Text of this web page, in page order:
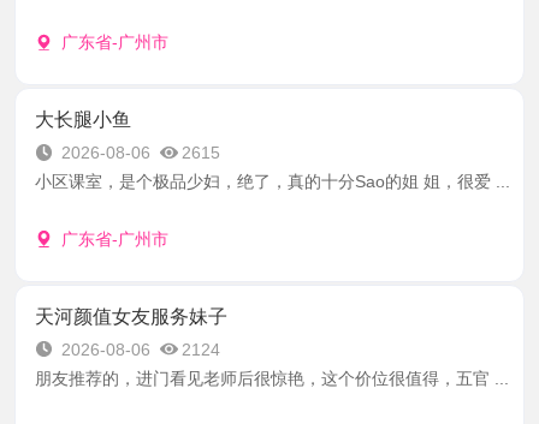
广东省-广州市
大长腿小鱼
2026-08-06
2615
小区课室，是个极品少妇，绝了，真的十分Sao的姐 姐，很爱 ...
广东省-广州市
天河颜值女友服务妹子
2026-08-06
2124
朋友推荐的，进门看见老师后很惊艳，这个价位很值得，五官 ...